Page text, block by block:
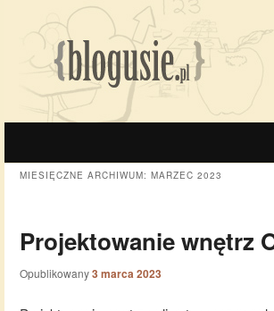
MIESIĘCZNE ARCHIWUM: MARZEC 2023
Projektowanie wnętrz
Opublikowany3 marca 2023